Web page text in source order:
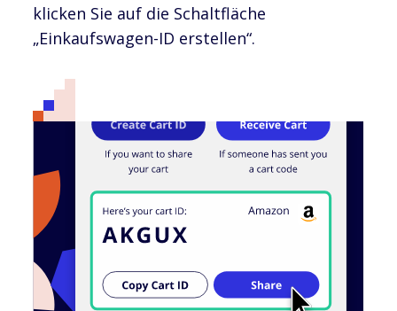
klicken Sie auf die Schaltfläche
„Einkaufswagen-ID erstellen“.